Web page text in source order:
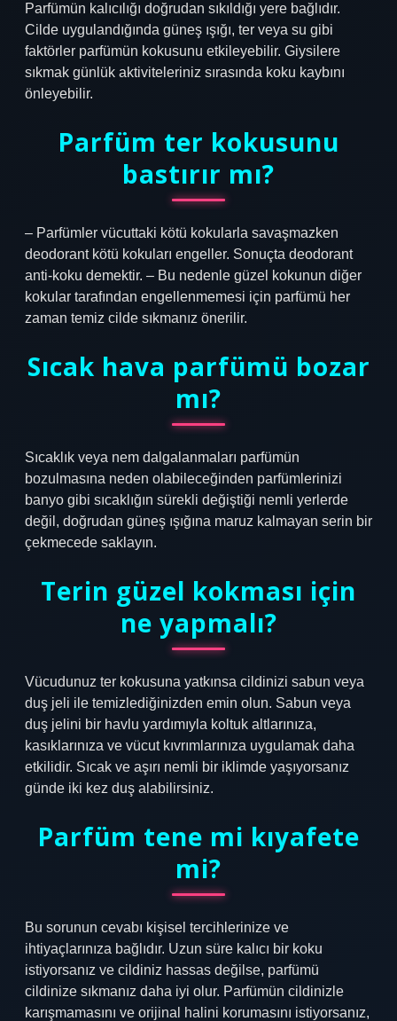
Parfümün kalıcılığı doğrudan sıkıldığı yere bağlıdır.
Cilde uygulandığında güneş ışığı, ter veya su gibi
faktörler parfümün kokusunu etkileyebilir. Giysilere
sıkmak günlük aktiviteleriniz sırasında koku kaybını
önleyebilir.
Parfüm ter kokusunu
bastırır mı?
– Parfümler vücuttaki kötü kokularla savaşmazken
deodorant kötü kokuları engeller. Sonuçta deodorant
anti-koku demektir. – Bu nedenle güzel kokunun diğer
kokular tarafından engellenmemesi için parfümü her
zaman temiz cilde sıkmanız önerilir.
Sıcak hava parfümü bozar
mı?
Sıcaklık veya nem dalgalanmaları parfümün
bozulmasına neden olabileceğinden parfümlerinizi
banyo gibi sıcaklığın sürekli değiştiği nemli yerlerde
değil, doğrudan güneş ışığına maruz kalmayan serin bir
çekmecede saklayın.
Terin güzel kokması için
ne yapmalı?
Vücudunuz ter kokusuna yatkınsa cildinizi sabun veya
duş jeli ile temizlediğinizden emin olun. Sabun veya
duş jelini bir havlu yardımıyla koltuk altlarınıza,
kasıklarınıza ve vücut kıvrımlarınıza uygulamak daha
etkilidir. Sıcak ve aşırı nemli bir iklimde yaşıyorsanız
günde iki kez duş alabilirsiniz.
Parfüm tene mi kıyafete
mi?
Bu sorunun cevabı kişisel tercihlerinize ve
ihtiyaçlarınıza bağlıdır. Uzun süre kalıcı bir koku
istiyorsanız ve cildiniz hassas değilse, parfümü
cildinize sıkmanız daha iyi olur. Parfümün cildinizle
karışmamasını ve orijinal halini korumasını istiyorsanız,